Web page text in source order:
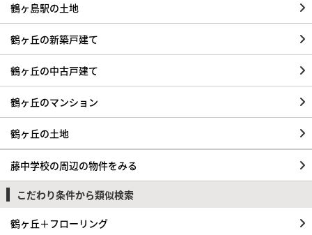
鶴ヶ島駅の土地
鶴ヶ丘の新築戸建て
鶴ヶ丘の中古戸建て
鶴ヶ丘のマンション
鶴ヶ丘の土地
藤中学校の周辺の物件をみる
こだわり条件から類似検索
鶴ヶ丘＋フローリング